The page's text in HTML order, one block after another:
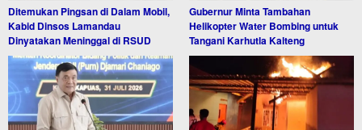
Ditemukan Pingsan di Dalam Mobil,
Kabid Dinsos Lamandau
Dinyatakan Meninggal di RSUD
Gubernur Minta Tambahan
Helikopter Water Bombing untuk
Tangani Karhutla Kalteng